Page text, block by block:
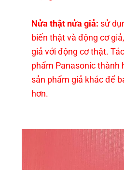
Nửa thật nửa giả: sử
biến thật và động cơ
giả với động cơ thật.
phẩm Panasonic thành
sản phẩm giả khác để
hơn.